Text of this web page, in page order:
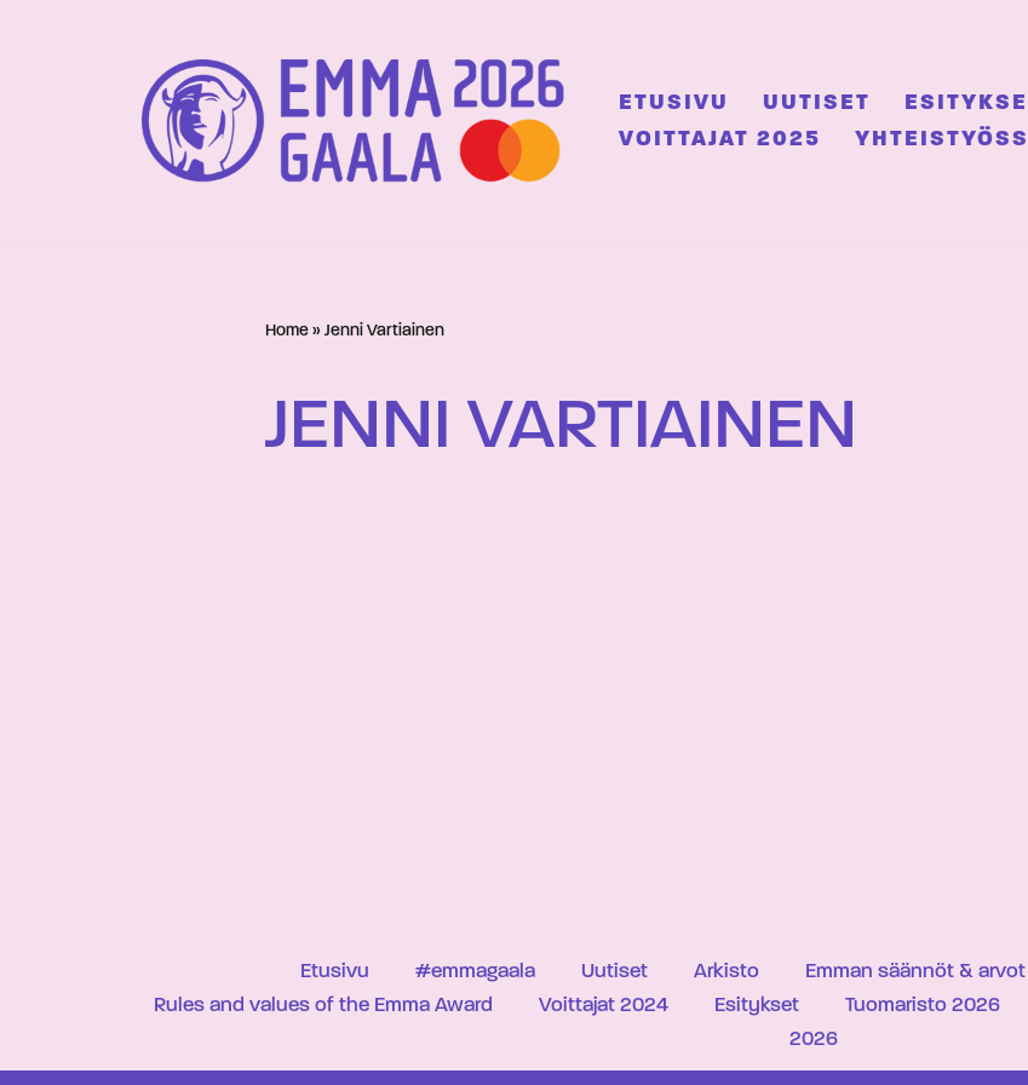
ETUSIVU UUTISET
VOITTAJAT 2025
Home » Jenni Vartiainen
JENNI VARTIAINEN
Etusivu #emmagaala Uutiset Arkisto Emman säännöt & arvot
Rules and values of the Emma Award
Voittajat 2024 Esitykset Tuomaristo 2026
2026